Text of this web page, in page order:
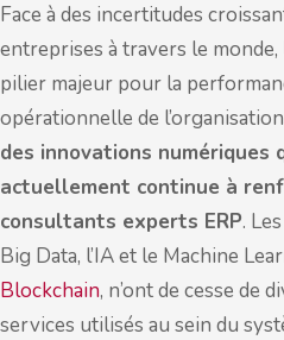
Face à des incertitudes
entreprises à travers le monde,
pilier majeur pour la
opérationnelle de
des innovations numériques
actuellement continue à
consultants experts ERP.
Big Data, l’IA et le Machine
Blockchain, n’ont de cesse de
services utilisés au sein du